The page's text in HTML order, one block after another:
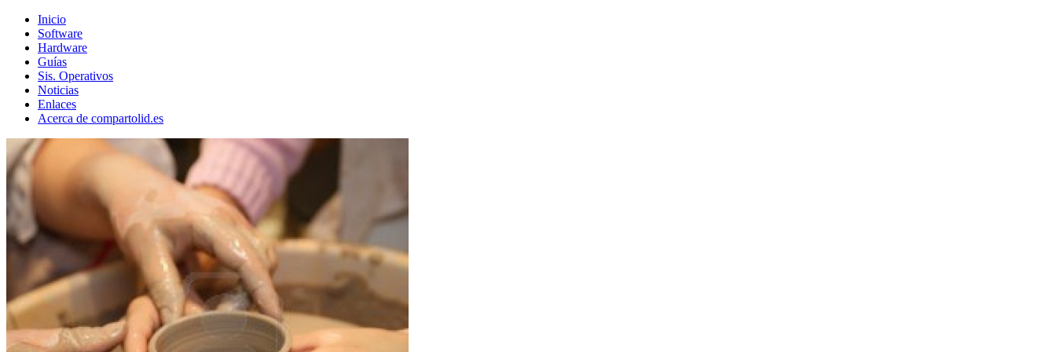
Inicio
Software
Hardware
Guías
Sis. Operativos
Noticias
Enlaces
Acerca de compartolid.es